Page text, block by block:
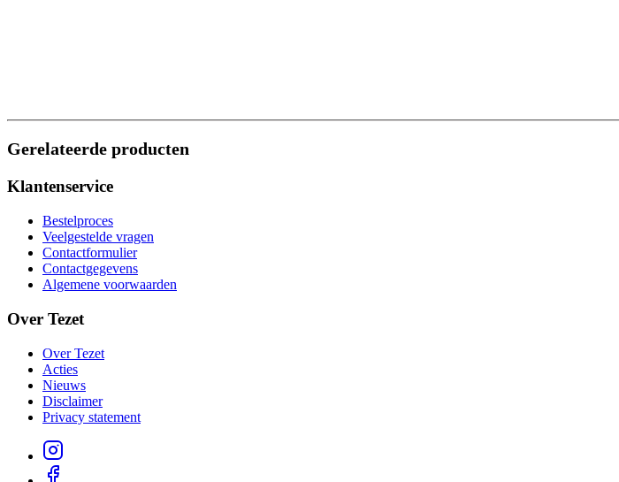
Gerelateerde producten
Klantenservice
Bestelproces
Veelgestelde vragen
Contactformulier
Contactgegevens
Algemene voorwaarden
Over Tezet
Over Tezet
Acties
Nieuws
Disclaimer
Privacy statement